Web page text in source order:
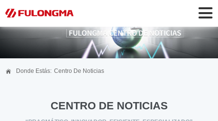
Donde Estás: Centro De Noticias
CENTRO DE NOTICIAS